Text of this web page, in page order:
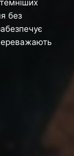
без